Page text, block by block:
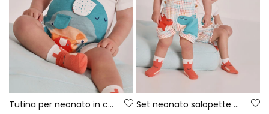
Tutina per neonato in cotone bianco
Set neonato salopette a quadri cotone